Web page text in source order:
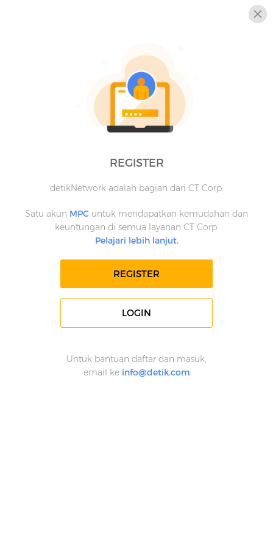
REGISTER
detikNetwork adalah bagian dari CT Corp.
Satu akun MPC untuk mendapatkan kemudahan dan
keuntungan di semua layanan CT Corp.
Pelajari lebih lanjut.
REGISTER
LOGIN
Untuk bantuan daftar dan masuk,
email ke info@detik.com